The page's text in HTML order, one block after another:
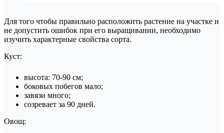
Для того чтобы правильно расположить растение на участке и
не допустить ошибок при его выращивании, необходимо
изучить характерные свойства сорта.
Куст:
высота: 70-90 см;
боковых побегов мало;
завязи много;
созревает за 90 дней.
Овощ: